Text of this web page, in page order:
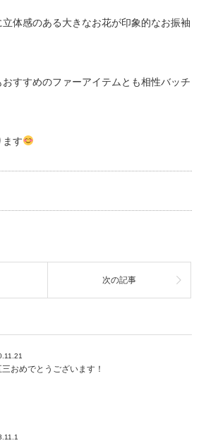
体感のある大きなお花が印象的なお振袖
すすめのファーアイテムとも相性バッチ
ます
次の記事
おめでとうございます！